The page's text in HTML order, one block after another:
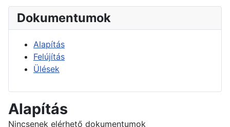
Dokumentumok
Alapítás
Felújítás
Ülések
Alapítás
Nincsenek elérhető dokumentumok